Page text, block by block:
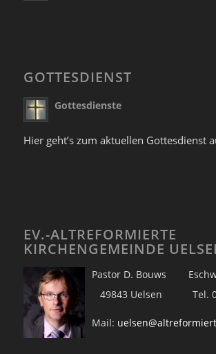
GOTTESDIENST
Gottesdienste
Hier geht’s zum aktuellen Gottesdienst
EV.-ALTREFORMIERTE
KIRCHENGEMEINDE
Pastor D. Bouws
49843 Uelsen Tel.
Mail: